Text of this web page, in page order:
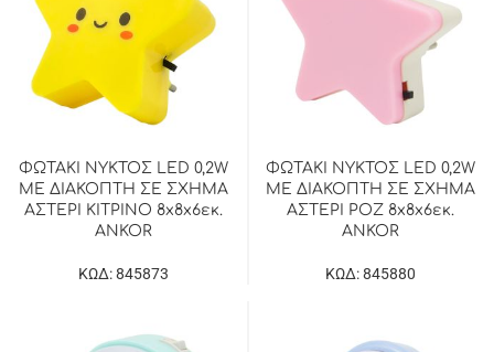
ΦΩΤΑΚΙ ΝΥΚΤΟΣ LED 0,2W
ΜΕ ΔΙΑΚΟΠΤΗ ΣΕ ΣΧΗΜΑ
ΑΣΤΕΡΙ ΚΙΤΡΙΝΟ 8x8x6εκ.
ANKOR
ΚΩΔ: 845873
ΦΩΤΑΚΙ ΝΥΚΤΟΣ LED 0,2W
ΜΕ ΔΙΑΚΟΠΤΗ ΣΕ ΣΧΗΜΑ
ΑΣΤΕΡΙ ΡΟΖ 8x8x6εκ.
ANKOR
ΚΩΔ: 845880